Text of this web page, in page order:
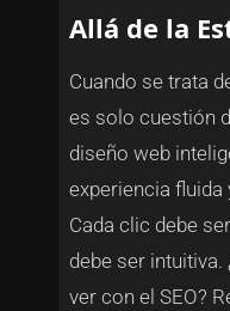
Allá de la
Cuando se trata
es solo cuestión
diseño web
experiencia fluida
Cada clic debe
debe ser intuitiva.
ver con el SEO?